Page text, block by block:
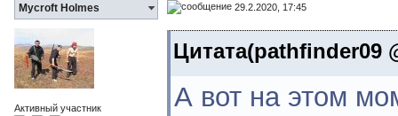
Mycroft Holmes 29.2.2020, 17:45
Активный участник
Цитата(pathfinder09
А вот на этом